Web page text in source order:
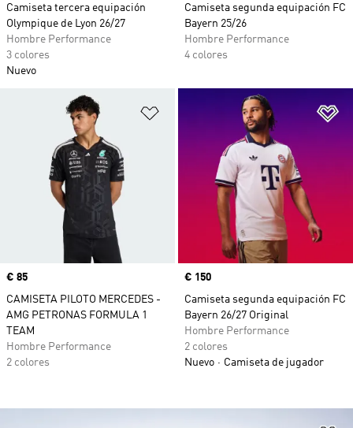
Camiseta tercera equipación
Olympique de Lyon 26/27
Hombre Performance
3 colores
Nuevo
Camiseta segunda equipación FC
Bayern 25/26
Hombre Performance
4 colores
Añadir a la lista de deseos
Precio
€ 85
CAMISETA PILOTO MERCEDES -
AMG PETRONAS FORMULA 1
TEAM
Hombre Performance
2 colores
Precio
€ 150
Camiseta segunda equipación FC
Bayern 26/27 Original
Hombre Performance
2 colores
Nuevo
Camiseta de jugador